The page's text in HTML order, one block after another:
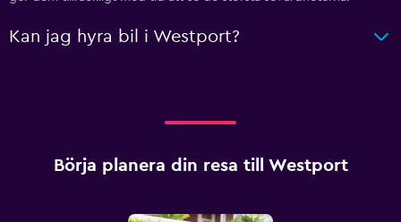
Kan jag hyra bil i Westport?
Börja planera din resa till Westport